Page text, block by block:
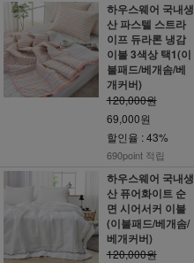
하우스웨어 국내생
산 파스텔 스트라
이프 듀라론 냉감
이불 3색상 택1(이
불패드/베개솜/베
개커버)
120,000원
69,000원
할인율 : 43%
690point 적립
하우스웨어 국내생
산 퓨어화이트 순
면 시어서커 이불
(이불패드/베개솜/
베개커버)
120,000원